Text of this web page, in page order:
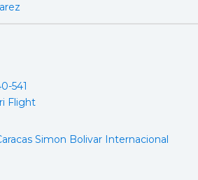
541
Flight
Simon Bolivar Internacional